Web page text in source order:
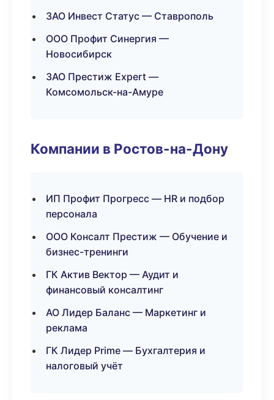
ЗАО Инвест Статус — Ставрополь
ООО Профит Синергия —
Новосибирск
ЗАО Престиж Expert —
Комсомольск-на-Амуре
Компании в Ростов-на-Дону
ИП Профит Прогресс — HR и подбор
персонала
ООО Консалт Престиж — Обучение и
бизнес-тренинги
ГК Актив Вектор — Аудит и
финансовый консалтинг
АО Лидер Баланс — Маркетинг и
реклама
ГК Лидер Prime — Бухгалтерия и
налоговый учёт